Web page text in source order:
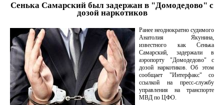
Сенька Самарский был задержан в "Домодедово" с
дозой наркотиков
Ранее неоднократно судимого
Анатолия Якунина,
известного как Сенька
Самарский, задержали в
аэропорту "Домодедово" с
дозой наркотиков. Об этом
сообщает "Интерфакс" со
ссылкой на пресс-службу
управления на транспорте
МВД по ЦФО.